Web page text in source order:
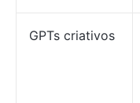
GPTs criativos